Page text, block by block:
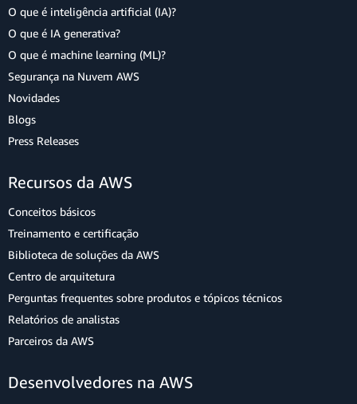
O que é inteligência artificial (IA)?
O que é IA generativa?
O que é machine learning (ML)?
Segurança na Nuvem AWS
Novidades
Blogs
Press Releases
Recursos da AWS
Conceitos básicos
Treinamento e certificação
Biblioteca de soluções da AWS
Centro de arquitetura
Perguntas frequentes sobre produtos e tópicos técnicos
Relatórios de analistas
Parceiros da AWS
Desenvolvedores na AWS